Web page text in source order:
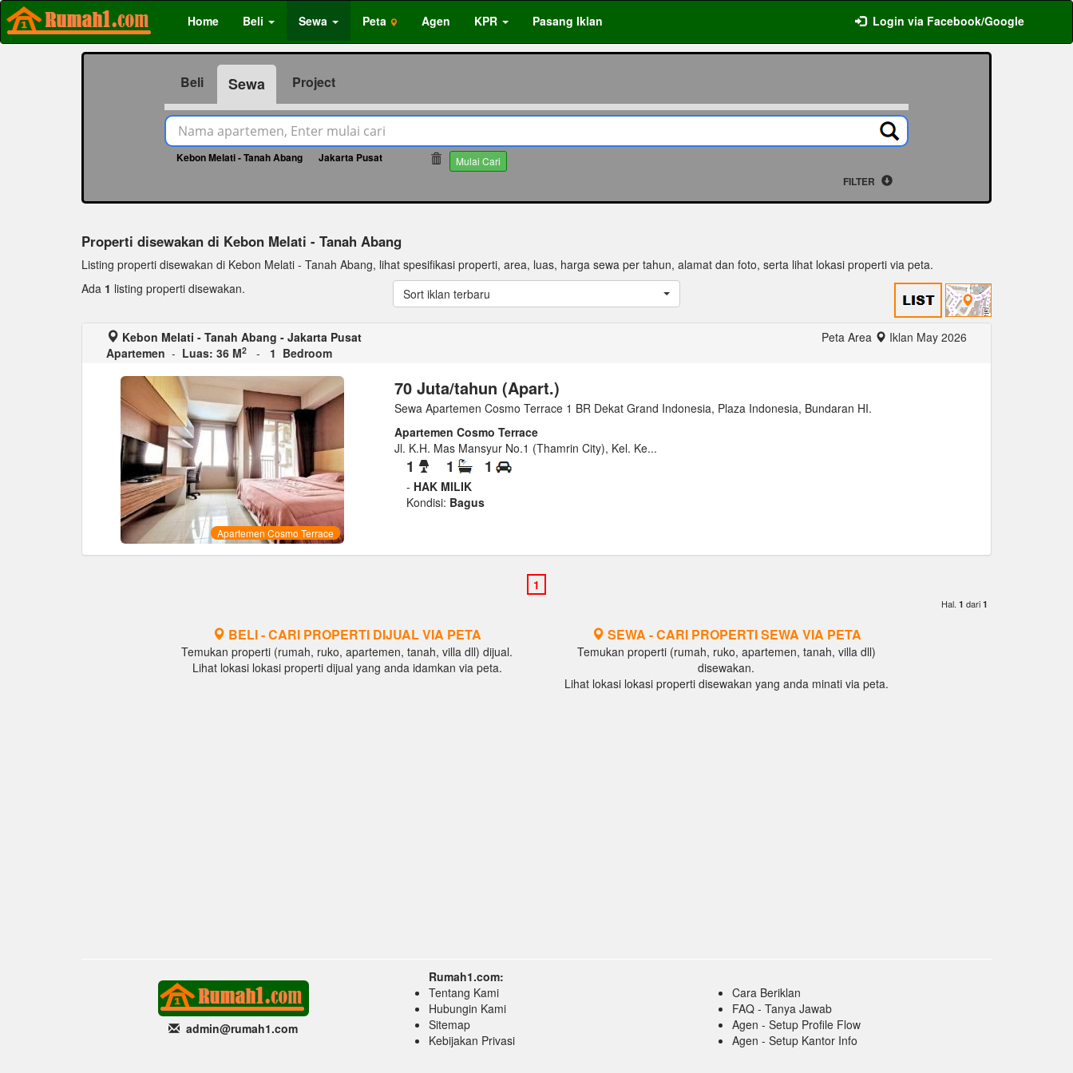
Home Beli Sewa Peta Agen KPR Pasang Iklan Login via Facebook/Google
Beli Sewa Project
Kebon Melati - Tanah Abang Jakarta Pusat Mulai Cari
FILTER
Properti disewakan di Kebon Melati - Tanah Abang
Listing properti disewakan di Kebon Melati - Tanah Abang, lihat spesifikasi properti, area, luas, harga sewa per tahun, alamat dan foto, serta lihat lokasi properti via peta.
Ada 1 listing properti disewakan. Sort iklan terbaru
Kebon Melati - Tanah Abang - Jakarta Pusat
Apartemen - Luas: 36 M2 - 1 Bedroom
Peta Area Iklan May 2026
Apartemen Cosmo Terrace
70 Juta/tahun (Apart.)
Sewa Apartemen Cosmo Terrace 1 BR Dekat Grand Indonesia, Plaza Indonesia, Bundaran HI.
Apartemen Cosmo Terrace
Jl. K.H. Mas Mansyur No.1 (Thamrin City), Kel. Ke...
1 1 1
- HAK MILIK
Kondisi: Bagus
Hal. 1 dari 1
BELI - CARI PROPERTI DIJUAL VIA PETA
Temukan properti (rumah, ruko, apartemen, tanah, villa dll) dijual.
Lihat lokasi lokasi properti dijual yang anda idamkan via peta.
SEWA - CARI PROPERTI SEWA VIA PETA
Temukan properti (rumah, ruko, apartemen, tanah, villa dll)
disewakan.
Lihat lokasi lokasi properti disewakan yang anda minati via peta.
admin@rumah1.com
Rumah1.com:
Tentang Kami
Hubungin Kami
Sitemap
Kebijakan Privasi
Cara Beriklan
FAQ - Tanya Jawab
Agen - Setup Profile Flow
Agen - Setup Kantor Info